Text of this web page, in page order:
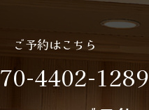
ご予約はこちら
4402-1289